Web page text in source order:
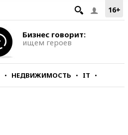
16+
Бизнес говорит:
ищем героев
НЕДВИЖИМОСТЬ IT